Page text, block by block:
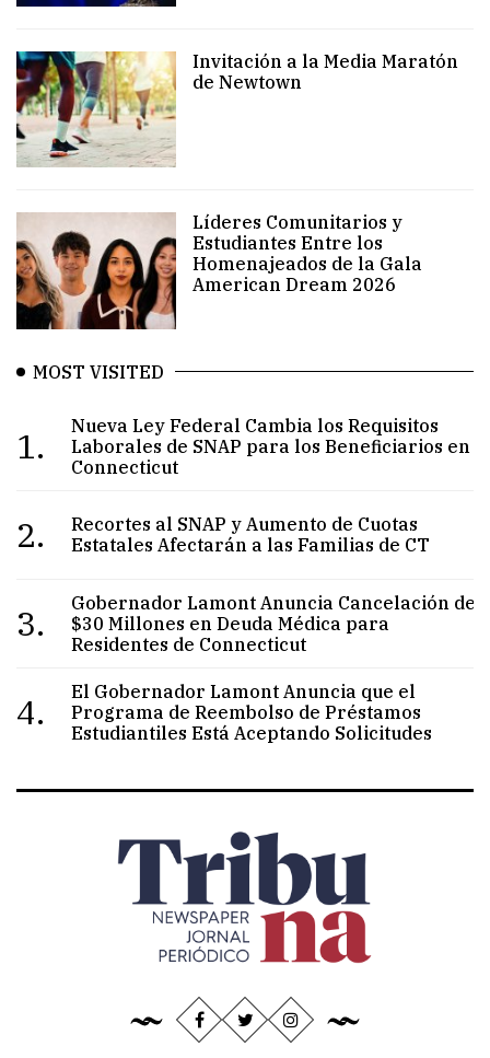
Invitación a la Media Maratón
de Newtown
Líderes Comunitarios y
Estudiantes Entre los
Homenajeados de la Gala
American Dream 2026
MOST VISITED
1.
Nueva Ley Federal Cambia los Requisitos
Laborales de SNAP para los Beneficiarios en
Connecticut
2.
Recortes al SNAP y Aumento de Cuotas
Estatales Afectarán a las Familias de CT
3.
Gobernador Lamont Anuncia Cancelación de
$30 Millones en Deuda Médica para
Residentes de Connecticut
4.
El Gobernador Lamont Anuncia que el
Programa de Reembolso de Préstamos
Estudiantiles Está Aceptando Solicitudes